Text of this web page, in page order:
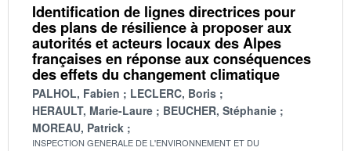
Identification de lignes directrices pour
des plans de résilience à proposer aux
autorités et acteurs locaux des Alpes
françaises en réponse aux conséquences
des effets du changement climatique
PALHOL, Fabien
LECLERC, Boris
HERAULT, Marie-Laure
BEUCHER, Stéphanie
MOREAU, Patrick
INSPECTION GENERALE DE L'ENVIRONNEMENT ET DU